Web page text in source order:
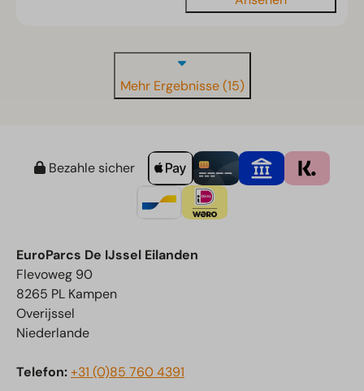
Mehr Ergebnisse (15)
Bezahle sicher
EuroParcs De IJssel Eilanden
Flevoweg 90
8265 PL Kampen
Overijssel
Niederlande
Telefon:+31 (0)85 760 4391